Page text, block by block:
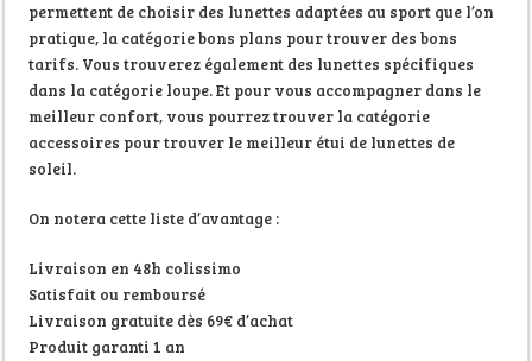
permettent de choisir des lunettes adaptées au sport que l’on
pratique, la catégorie bons plans pour trouver des bons
tarifs. Vous trouverez également des lunettes spécifiques
dans la catégorie loupe. Et pour vous accompagner dans le
meilleur confort, vous pourrez trouver la catégorie
accessoires pour trouver le meilleur étui de lunettes de
soleil.
On notera cette liste d’avantage :
Livraison en 48h colissimo
Satisfait ou remboursé
Livraison gratuite dès 69€ d’achat
Produit garanti 1 an